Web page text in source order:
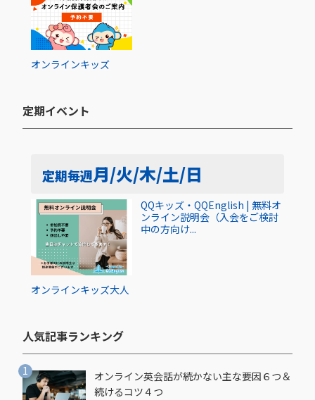
オンラインキッズ
定期イベント​
定期毎週月/火/木/土/日
オンラインキッズ大人
QQキッズ・QQEnglish | 無料オ
ンライン説明会（入会をご検討
中の方向け...
人気記事ランキング​
オンライン英会話が続かない主な要因６つ＆
続けるコツ４つ